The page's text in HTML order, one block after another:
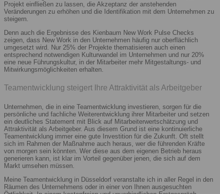
Projekt einfließen zu lassen, die Akzeptanz der anstehenden
Veränderungen zu erhöhen und die Identifikation mit dem Unternehmen zu
steigern.
Denn auch die Ergebnisse des Kienbaum New Work Pulse Checks
zeigen, dass New Work in den Unternehmen häufig nur oberflächlich
umgesetzt wird. Nur 25% der Projekte thematisieren auch einen
entsprechend notwendigen Kulturwandel im Unternehmen und nur 20%
eine neue Führungskultur, in der Mitarbeiter mehr Mitgestaltungs- und
Mitwirkungsmöglichkeiten erhalten.
Teamentwicklung steigert Ihre Attraktivität als Arbeitgeber
Unternehmen, die in eine Teamentwicklung investieren, sorgen für die
persönliche und fachliche Weiterentwicklung ihrer Mitarbeiter und setzen
ein deutliches Statement mit Blick auf Mitarbeiterwertschätzung und
Attraktivität als Arbeitgeber. Aus diesem Grund ist eine kontinuierliche
Teamentwicklung immer eine gute Investition für die Zukunft. Oft stellt
sich im Rahmen der Maßnahme auch heraus, wer die führenden Kräfte
von morgen sein könnten. Wer diese aus dem eigenen Betrieb heraus
generieren kann, ist klar im Vorteil gegenüber jenen, die sich auf dem
Markt umsehen müssen.
Meine Teamentwicklung in Düsseldorf veranstalte ich in aller Regel in den
Räumen des Unternehmens oder in einer von Ihnen ausgesuchten